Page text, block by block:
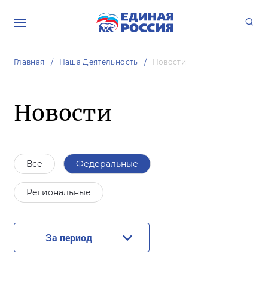
Главная Наша Деятельность Новости
Новости
Все Федеральные
Региональные
За период